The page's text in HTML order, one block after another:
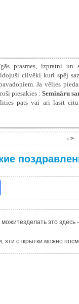
prasmes, izpratni un
cilvēki kuri spēj
Ja vēlies
piesakies : Semināru
pats vai arī lasīt
- >
это здесь
зти открытки можно